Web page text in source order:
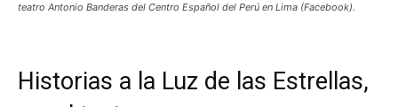
teatro Antonio Banderas del Centro Español del Perú en Lima (Facebook).
Historias a la Luz de las Estrellas,